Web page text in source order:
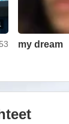
my dream